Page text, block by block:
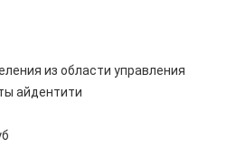
из области управления
айдентити